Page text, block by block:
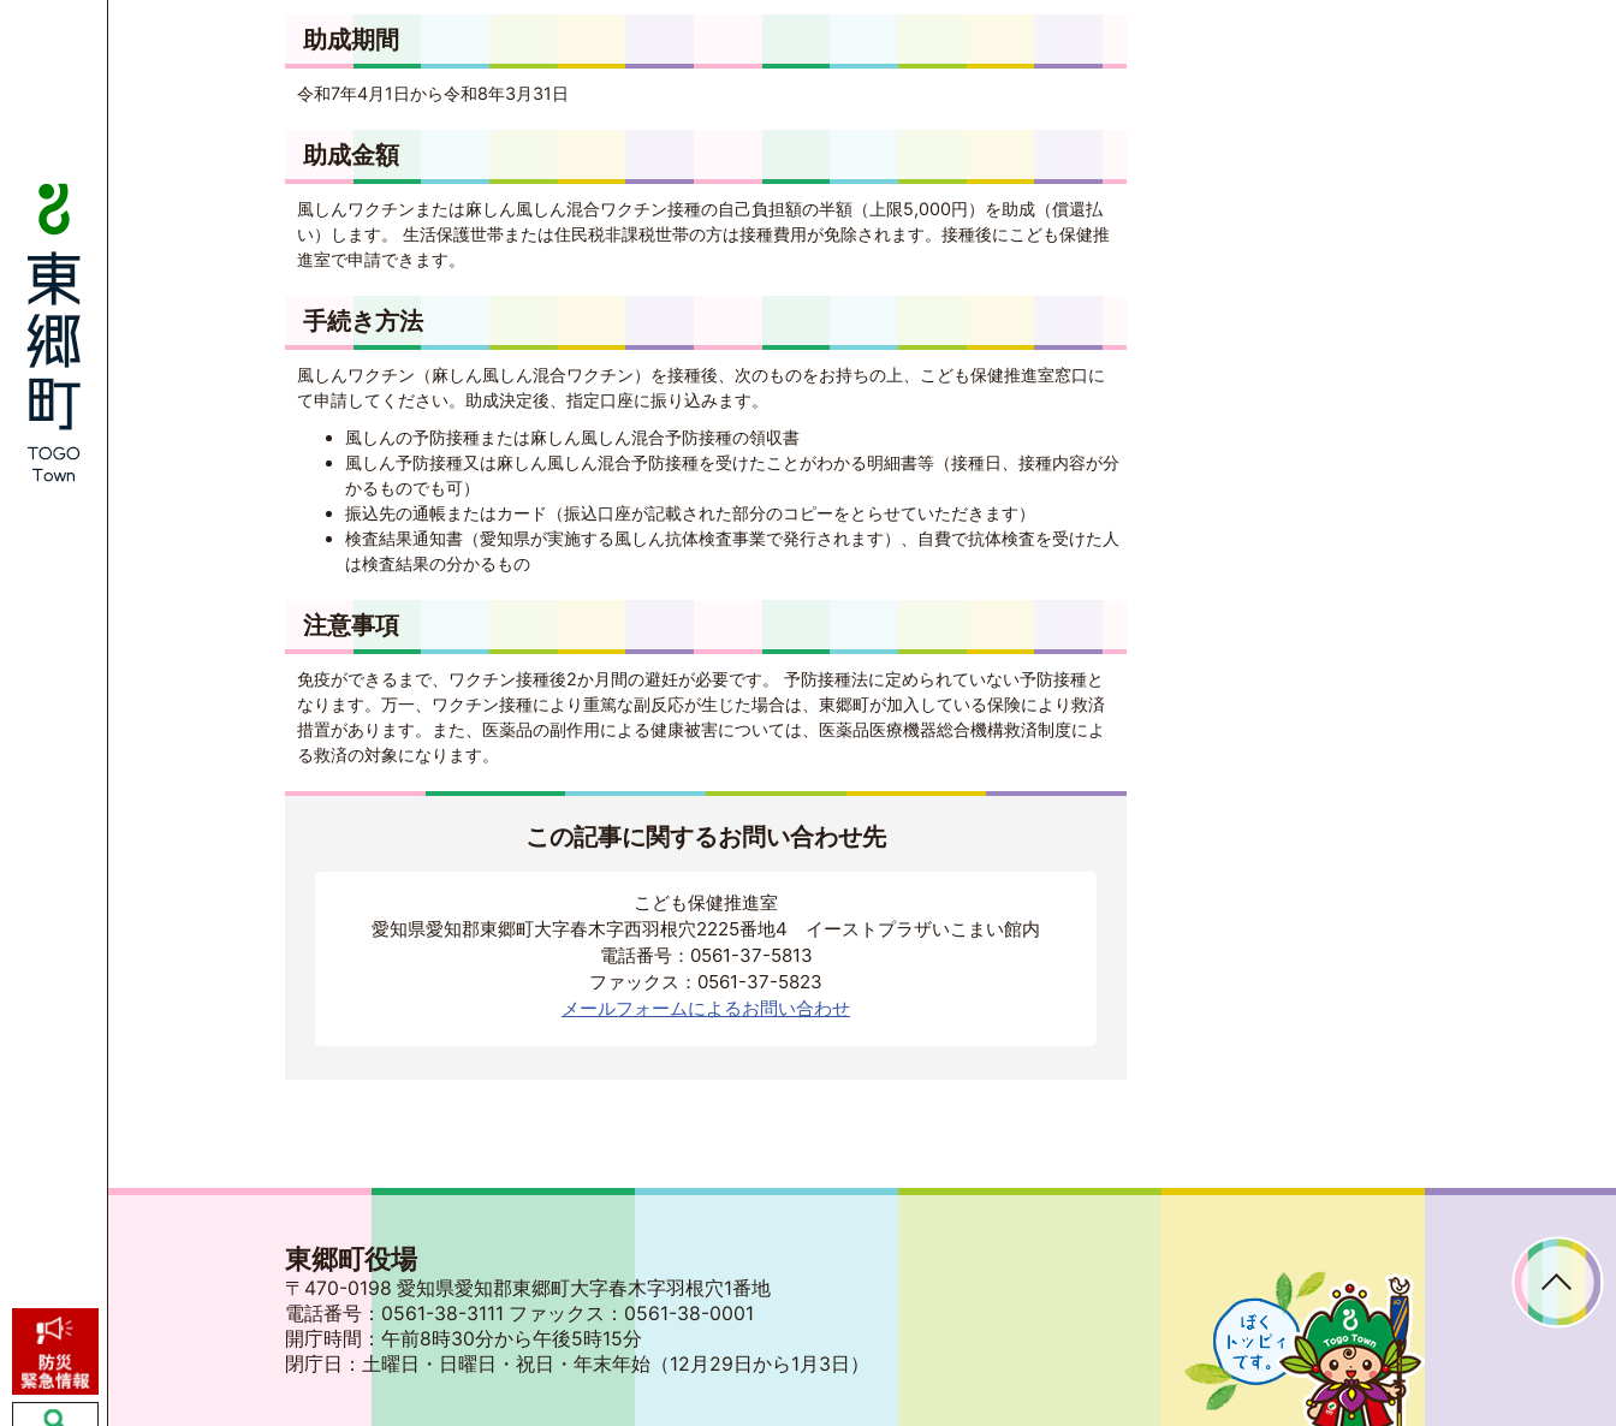
助成期間
令和7年4月1日から令和8年3月31日
助成金額
風しんワクチンまたは麻しん風しん混合ワクチン接種の自己負担額の半額（上限5,000円）を助成（償還払
い）します。 生活保護世帯または住民税非課税世帯の方は接種費用が免除されます。接種後にこども保健推
進室で申請できます。
手続き方法
風しんワクチン（麻しん風しん混合ワクチン）を接種後、次のものをお持ちの上、こども保健推進室窓口に
て申請してください。助成決定後、指定口座に振り込みます。
風しんの予防接種または麻しん風しん混合予防接種の領収書
風しん予防接種又は麻しん風しん混合予防接種を受けたことがわかる明細書等（接種日、接種内容が分
かるものでも可）
振込先の通帳またはカード（振込口座が記載された部分のコピーをとらせていただきます）
検査結果通知書（愛知県が実施する風しん抗体検査事業で発行されます）、自費で抗体検査を受けた人
は検査結果の分かるもの
注意事項
免疫ができるまで、ワクチン接種後2か月間の避妊が必要です。 予防接種法に定められていない予防接種と
なります。万一、ワクチン接種により重篤な副反応が生じた場合は、東郷町が加入している保険により救済
措置があります。また、医薬品の副作用による健康被害については、医薬品医療機器総合機構救済制度によ
る救済の対象になります。
この記事に関するお問い合わせ先
こども保健推進室
愛知県愛知郡東郷町大字春木字西羽根穴2225番地4 イーストプラザいこまい館内
電話番号：0561-37-5813
ファックス：0561-37-5823
メールフォームによるお問い合わせ
東郷町役場
〒470-0198 愛知県愛知郡東郷町大字春木字羽根穴1番地
電話番号：0561-38-3111 ファックス：0561-38-0001
開庁時間：午前8時30分から午後5時15分
閉庁日：土曜日・日曜日・祝日・年末年始 （12月29日から1月3日）
ッ
ピ